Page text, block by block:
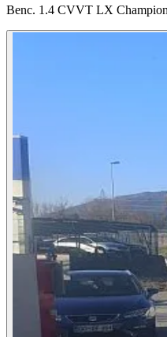
Benc. 1.4 CVVT LX